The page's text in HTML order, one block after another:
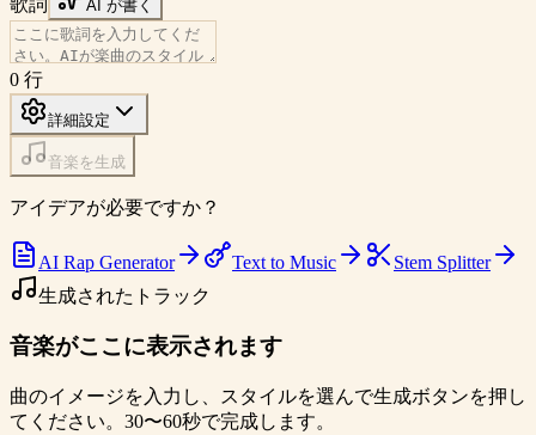
AI が書く
0 行
詳細設定
音楽を生成
アイデアが必要ですか？
AI Rap Generator Text to Music
Stem Splitter
生成されたトラック
音楽がここに表示されます
曲のイメージを入力し、スタイルを選んで生成ボタンを押し
てください。30〜60秒で完成します。